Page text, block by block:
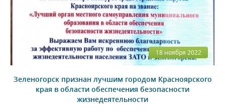
18 ноября 2022
Зеленогорск признан лучшим городом Красноярского
края в области обеспечения безопасности
жизнедеятельности